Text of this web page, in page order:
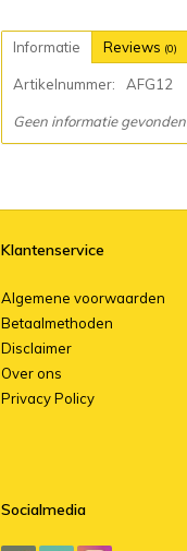
Informatie Reviews (0)
Artikelnummer: AFG12
Geen informatie gevonden
Klantenservice
Algemene voorwaarden
Betaalmethoden
Disclaimer
Over ons
Privacy Policy
Socialmedia